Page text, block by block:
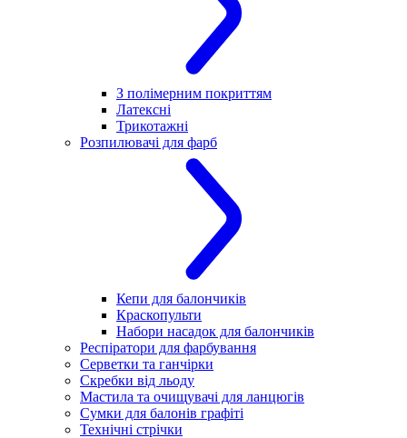
З полімерним покриттям
Латексні
Трикотажні
Розпилювачі для фарб
Кепи для балончиків
Краскопульти
Набори насадок для балончиків
Респіратори для фарбування
Серветки та ганчірки
Скребки від льоду
Мастила та очищувачі для ланцюгів
Сумки для балонів графіті
Технічні стрічки